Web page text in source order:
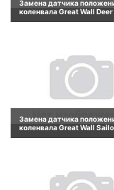
Замена датчика
коленвала Great Wall Deer
Замена датчика
коленвала Great Wall